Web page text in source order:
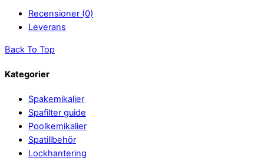
Recensioner (0)
Leverans
Back To Top
Kategorier
Spakemikalier
Spafilter guide
Poolkemikalier
Spatillbehör
Lockhantering